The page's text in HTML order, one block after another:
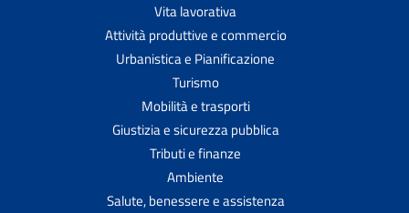
Vita lavorativa
Attività produttive e commercio
Urbanistica e Pianificazione
Turismo
Mobilità e trasporti
Giustizia e sicurezza pubblica
Tributi e finanze
Ambiente
Salute, benessere e assistenza